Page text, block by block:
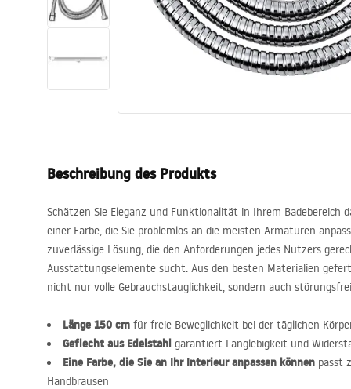
Badarmaturen
Badezimmerzubehör und Möbel
Beschreibung des Produkts
Schätzen Sie Eleganz und Funktionalität in Ihrem Badebereich
einer Farbe, die Sie problemlos an die meisten Armaturen
zuverlässige Lösung, die den Anforderungen jedes Nutzers
Ausstattungselemente sucht. Aus den besten Materialien
nicht nur volle Gebrauchstauglichkeit, sondern auch
Länge 150 cm für freie Beweglichkeit bei der täglichen
Geflecht aus Edelstahl garantiert Langlebigkeit und
Eine Farbe, die Sie an Ihr Interieur anpassen können passt
Handbrausen